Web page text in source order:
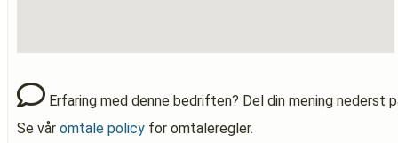
Erfaring med denne bedriften? Del din mening nederst
Se vår omtale policy for omtaleregler.